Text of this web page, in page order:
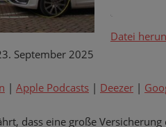
RSS
TEILEN
Datei
September 2025
| Apple Podcasts | Deezer |
dass eine große